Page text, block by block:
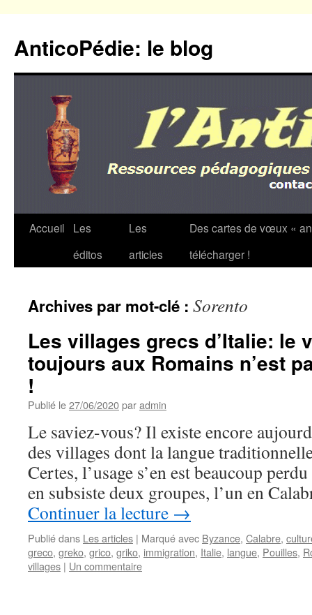
contenu
AnticoPédie: le blog
Accueil
Les
éditos
Les
articles
Des cartes de vœux «
télécharger !
Archives par mot-clé : Sorento
Les villages grecs d’Italie: le
toujours aux Romains n’est
!
Publié le27/06/2020paradmin
Le saviez-vous? Il existe encore
des villages dont la langue
Certes, l’usage s’en est beaucoup
en subsiste deux groupes, l’un en
Continuer la lecture →
Publié dans Les articles | Marqué avec Byzance, Calabre,
greco, greko, grico, griko, immigration, Italie, langue, Pouilles,
villages | Un commentaire